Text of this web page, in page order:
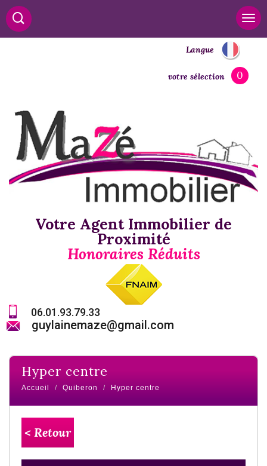
Langue
votre sélection 0
Votre Agent Immobilier de
Proximité
Honoraires Réduits
06.01.93.79.33
guylainemaze@gmail.com
hyper centre
Accueil Quiberon Hyper centre
< Retour